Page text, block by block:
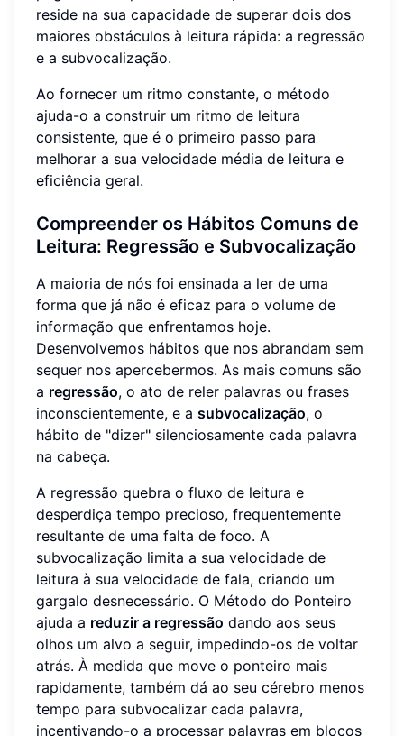
reside na sua capacidade de superar dois dos
maiores obstáculos à leitura rápida: a regressão
e a subvocalização.
Ao fornecer um ritmo constante, o método
ajuda-o a construir um ritmo de leitura
consistente, que é o primeiro passo para
melhorar a sua velocidade média de leitura e
eficiência geral.
Compreender os Hábitos Comuns de
Leitura: Regressão e Subvocalização
A maioria de nós foi ensinada a ler de uma
forma que já não é eficaz para o volume de
informação que enfrentamos hoje.
Desenvolvemos hábitos que nos abrandam sem
sequer nos apercebermos. As mais comuns são
a regressão, o ato de reler palavras ou frases
inconscientemente, e a subvocalização, o
hábito de "dizer" silenciosamente cada palavra
na cabeça.
A regressão quebra o fluxo de leitura e
desperdiça tempo precioso, frequentemente
resultante de uma falta de foco. A
subvocalização limita a sua velocidade de
leitura à sua velocidade de fala, criando um
gargalo desnecessário. O Método do Ponteiro
ajuda a reduzir a regressão dando aos seus
olhos um alvo a seguir, impedindo-os de voltar
atrás. À medida que move o ponteiro mais
rapidamente, também dá ao seu cérebro menos
tempo para subvocalizar cada palavra,
incentivando-o a processar palavras em blocos